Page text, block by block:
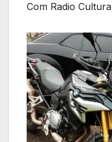
Com Radio Cultura